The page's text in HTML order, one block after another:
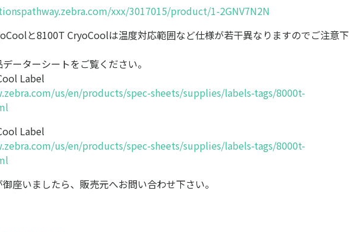
xxx/3017015/product/1-2GNV7N2N
と8100T CryoCoolは温度対応範囲など仕様が若干異なりますのでご注意下
ーターシートをご覧ください。
Label
us/en/products/spec-sheets/supplies/labels-tags/8000t-
Label
us/en/products/spec-sheets/supplies/labels-tags/8000t-
座いましたら、販売元へお問い合わせ下さい。